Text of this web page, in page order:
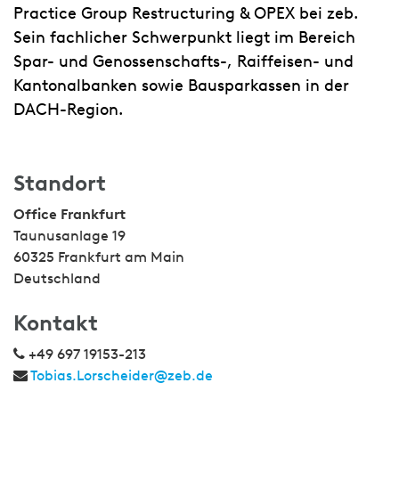
Practice Group Restructuring & OPEX bei zeb.
Sein fachlicher Schwerpunkt liegt im Bereich
Spar- und Genossenschafts-, Raiffeisen- und
Kantonalbanken sowie Bausparkassen in der
DACH-Region.
Standort
Office Frankfurt
Taunusanlage 19
60325 Frankfurt am Main
Deutschland
Kontakt
+49 697 19153-213
Tobias.Lorscheider@zeb.de